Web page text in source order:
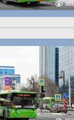
383